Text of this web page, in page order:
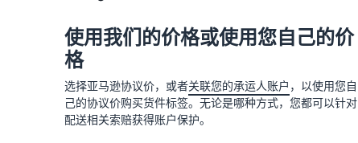
使用我们的价格或使用您自己的价
格
选择亚马逊协议价，或者关联您的承运人账户 ，以使用您自
己的协议价购买货件标签。无论是哪种方式，您都可以针对
配送相关索赔获得账户保护。